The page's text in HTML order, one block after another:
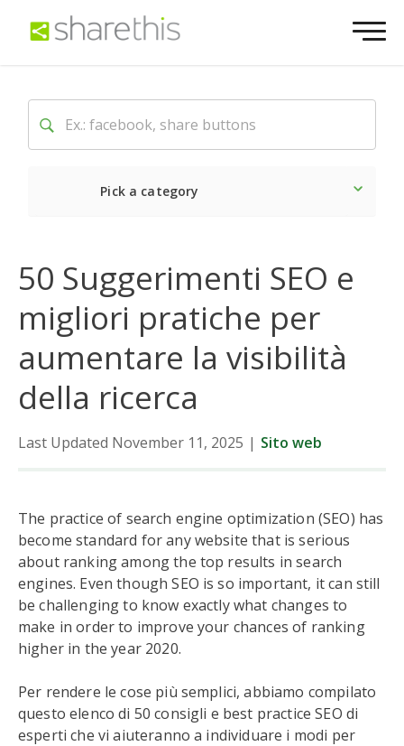
Pick a category
50 Suggerimenti SEO e
migliori pratiche per
aumentare la visibilità
della ricerca
Last Updated November 11, 2025 | Sito web
The practice of search engine optimization (SEO) has
become standard for any website that is serious
about ranking among the top results in search
engines. Even though SEO is so important, it can still
be challenging to know exactly what changes to
make in order to improve your chances of ranking
higher in the year 2020.
Per rendere le cose più semplici, abbiamo compilato
questo elenco di 50 consigli e best practice SEO di
esperti che vi aiuteranno a individuare i modi per